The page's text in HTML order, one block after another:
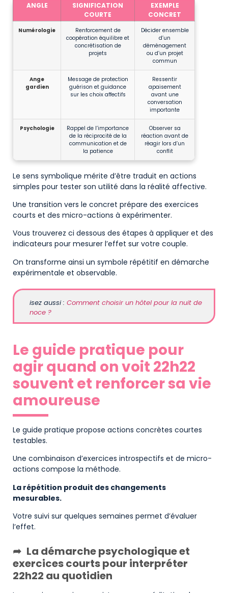
ANGLE
SIGNIFICATION
COURTE
EXEMPLE
CONCRET
Numérologie
Renforcement de
coopération équilibre et
concrétisation de
projets
Décider ensemble
d’un
déménagement
ou d’un projet
commun
Ange
gardien
Message de protection
guérison et guidance
sur les choix affectifs
Ressentir
apaisement
avant une
conversation
importante
Psychologie
Rappel de l’importance
de la réciprocité de la
communication et de
la patience
Observer sa
réaction avant de
réagir lors d’un
conflit
Le sens symbolique mérite d’être traduit en actions
simples pour tester son utilité dans la réalité affective.
Une transition vers le concret prépare des exercices
courts et des micro-actions à expérimenter.
Vous trouverez ci dessous des étapes à appliquer et des
indicateurs pour mesurer l’effet sur votre couple.
On transforme ainsi un symbole répétitif en démarche
expérimentale et observable.
isez aussi : Comment choisir un hôtel pour la nuit de
noce ?
Le guide pratique pour
agir quand on voit 22h22
souvent et renforcer sa vie
amoureuse
Le guide pratique propose actions concrètes courtes
testables.
Une combinaison d’exercices introspectifs et de micro-
actions compose la méthode.
La répétition produit des changements
mesurables.
Votre suivi sur quelques semaines permet d’évaluer
l’effet.
La démarche psychologique et
exercices courts pour interpréter
22h22 au quotidien